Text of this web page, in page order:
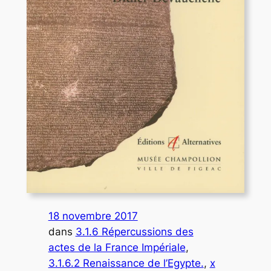
18 novembre 2017
dans 3.1.6 Répercussions des
actes de la France Impériale
3.1.6.2 Renaissance de l’Egypte., x